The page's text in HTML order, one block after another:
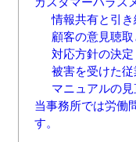
情報共有と引
顧客の意見聴
対応方針の決定
被害を受けた
マニュアルの見
当事務所では労働
す。